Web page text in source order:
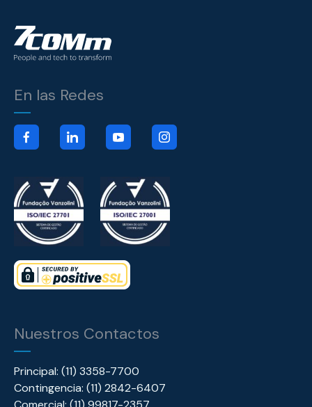
En las Redes
Nuestros Contactos
Principal: (11) 3358-7700
Contingencia: (11) 2842-6407